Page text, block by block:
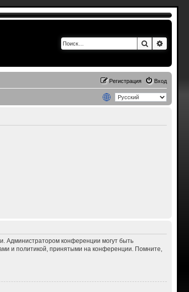
Поиск
Вход
Регистрация
Администратором конференции могут быть
и политикой, принятыми на конференции. Помните,